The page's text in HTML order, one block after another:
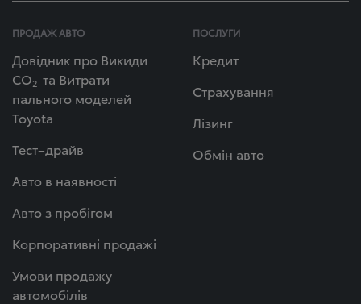
ПРОДАЖ АВТО
Довідник про Викиди
СО2 та Витрати
пального моделей
Toyota
Тест–драйв
Авто в наявності
Авто з пробігом
Корпоративні продажі
Умови продажу
автомобілів
ПОСЛУГИ
Кредит
Страхування
Лізинг
Обмін авто